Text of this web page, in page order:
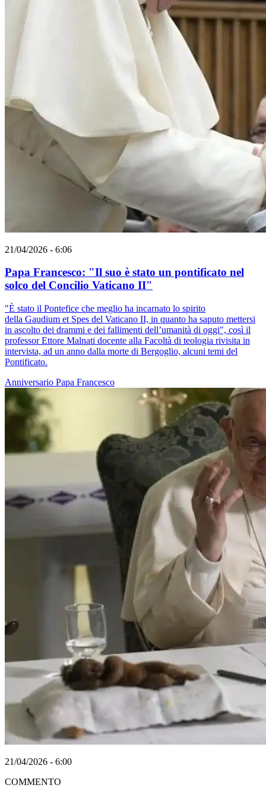
21/04/2026 - 6:06
Papa Francesco: "Il suo è stato un pontificato nel
solco del Concilio Vaticano II"
"È stato il Pontefice che meglio ha incarnato lo spirito
della Gaudium et Spes del Vaticano II, in quanto ha saputo mettersi
in ascolto dei drammi e dei fallimenti dell’umanità di oggi", così il
professor Ettore Malnati docente alla Facoltà di teologia rivisita in
intervista, ad un anno dalla morte di Bergoglio, alcuni temi del
Pontificato.
Anniversario Papa Francesco
21/04/2026 - 6:00
COMMENTO